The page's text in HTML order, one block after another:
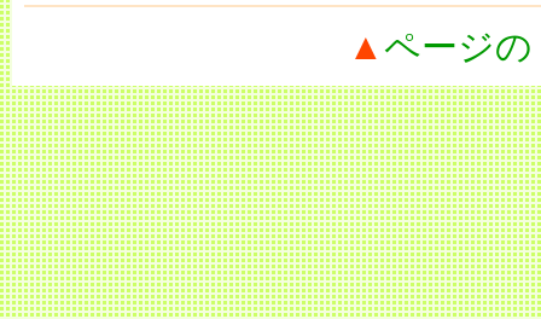
▲ ページ